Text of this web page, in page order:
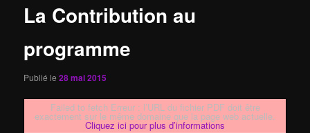
La Contribution au
programme
Publié le28 mai 2015
Failed to fetch Erreur : l’URL du fichier PDF doit être
exactement sur le même domaine que la page web actuelle.
Cliquez ici pour plus d’informations